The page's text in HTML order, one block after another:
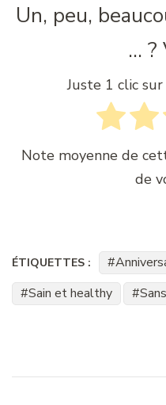
Un, peu,
...
Juste 1 clic
Note moyenne de
de
ÉTIQUETTES :
Sain et healthy